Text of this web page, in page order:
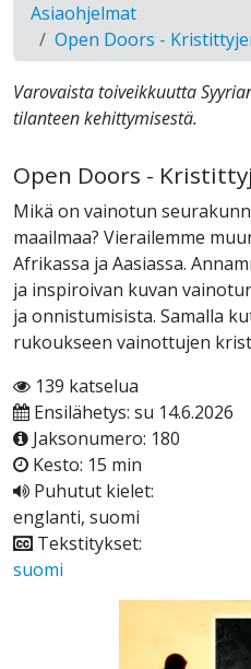
Asiaohjelmat
Open Doors -
Varovaista toiveikkuutta
tilanteen kehittymisestä.
Open Doors -
Mikä on vainotun
maailmaa? Vierailemme
Afrikassa ja Aasiassa.
ja inspiroivan kuvan
ja onnistumisista. Samalla
rukoukseen vainottujen
139 katselua
Ensilähetys: su 14.6.2026
Jaksonumero: 180
Kesto: 15 min
Puhutut kielet:
englanti, suomi
Tekstitykset:
suomi